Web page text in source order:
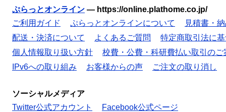
ぷらっとオンライン — https://online.plathome.co.jp/
ご利用ガイド
ぷらっとオンラインについて
見積書・
配送・決済について
よくあるご質問
特定商取引法に
個人情報取り扱い方針
校費・公費・科研費払い取引のご
IPv6への取り組み
お客様からの声 ご注文の取り消し
ソーシャルメディア
Twitter公式アカウント
Facebook公式ページ